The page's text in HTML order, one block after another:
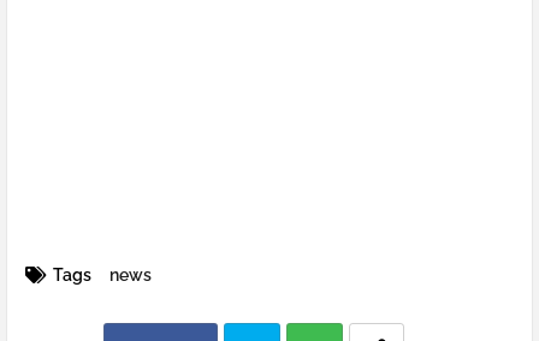
Tags news